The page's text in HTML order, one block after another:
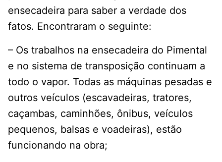
ensecadeira para saber a verdade dos
fatos. Encontraram o seguinte:
– Os trabalhos na ensecadeira do Pimental
e no sistema de transposição continuam a
todo o vapor. Todas as máquinas pesadas e
outros veículos (escavadeiras, tratores,
caçambas, caminhões, ônibus, veículos
pequenos, balsas e voadeiras), estão
funcionando na obra;